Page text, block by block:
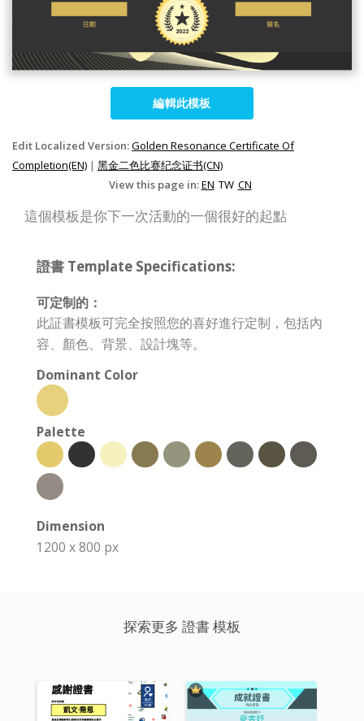
編輯此模板
Edit Localized Version:Golden Resonance Certificate Of
Completion(EN) | 黑金二色比赛纪念证书(CN)
View this page in:EN TW CN
這個模板是你下一次活動的一個很好的起點
證書 Template Specifications:
可定制的：
此証書模板可完全按照您的喜好進行定制，包括內
容、顏色、背景、設計塊等。
Dominant Color
Palette
Dimension
1200 x 800 px
探索更多 證書 模板